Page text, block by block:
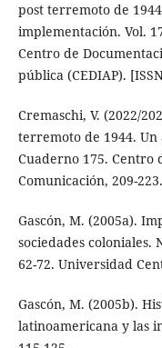
post terremoto de
implementación. Vol.
Centro de
pública (CEDIAP).
Cremaschi, V. (2022/
terremoto de 1944.
Cuaderno 175. Centro
Comunicación, 209-
Gascón, M. (2005a).
sociedades coloniales.
62-72. Universidad
Gascón, M. (2005b).
latinoamericana y las